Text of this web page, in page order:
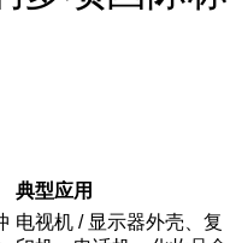
典型应用
电视机 / 显示器外壳、复